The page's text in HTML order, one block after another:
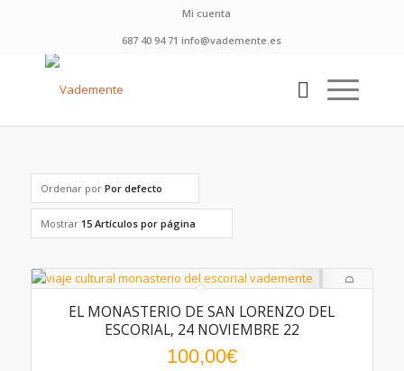
Mi cuenta
687 40 94 71 info@vademente.es
Ordenar por Por defecto
Mostrar 15 Artículos por página
EL MONASTERIO DE SAN LORENZO DEL
ESCORIAL, 24 NOVIEMBRE 22
100,00€